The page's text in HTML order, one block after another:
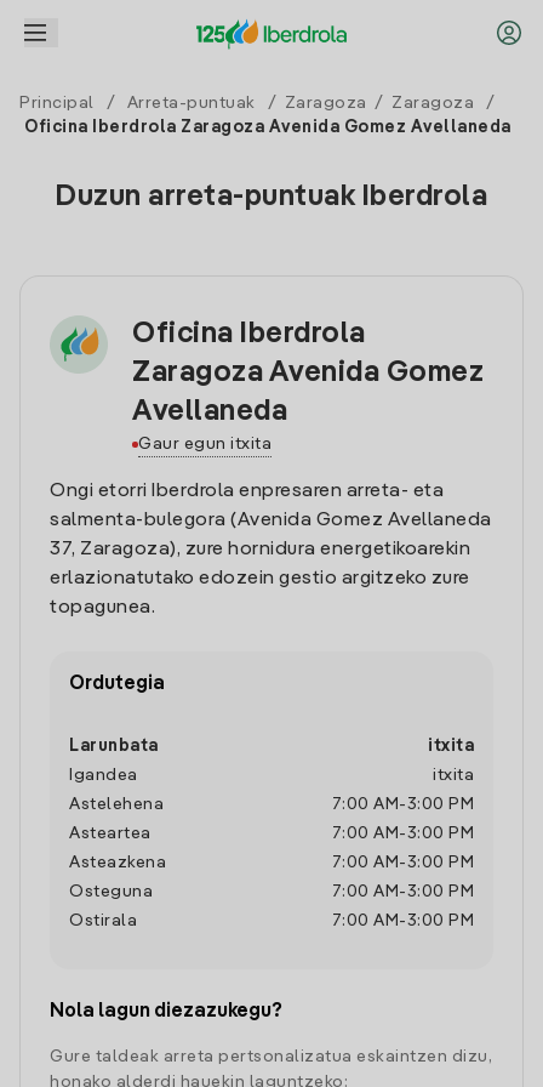
Principal / Arreta-puntuak / Zaragoza / Zaragoza
/
Oficina Iberdrola Zaragoza Avenida Gomez Avellaneda
Duzun arreta-puntuak Iberdrola
Oficina Iberdrola
Zaragoza Avenida Gomez
Avellaneda
Gaur egun itxita
Ongi etorri Iberdrola enpresaren arreta- eta
salmenta-bulegora (Avenida Gomez Avellaneda
37, Zaragoza), zure hornidura energetikoarekin
erlazionatutako edozein gestio argitzeko zure
topagunea.
Ordutegia
Larunbata
itxita
Igandea
itxita
Astelehena
7:00 AM -3:00 PM
Asteartea
7:00 AM -3:00 PM
Asteazkena
7:00 AM -3:00 PM
Osteguna
7:00 AM -3:00 PM
Ostirala
7:00 AM -3:00 PM
Nola lagun diezazukegu?
Gure taldeak arreta pertsonalizatua eskaintzen dizu,
honako alderdi hauekin laguntzeko: